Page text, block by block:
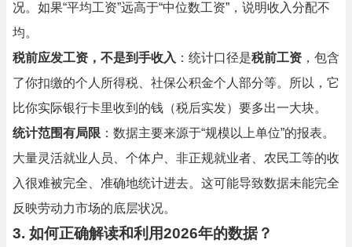
况。如果“平均工资”远高于“中位数工资”，说明收入分配不
均。
税前应发工资，不是到手收入 ：统计口径是税前工资 ，包含
了你扣缴的个人所得税、社保公积金个人部分等。所以，它
比你实际银行卡里收到的钱（税后实发）要多出一大块。
统计范围有局限 ：数据主要来源于“规模以上单位”的报表。
大量灵活就业人员、个体户、非正规就业者、农民工等的收
入很难被完全、准确地统计进去。这可能导致数据未能完全
反映劳动力市场的底层状况。
3. 如何正确解读和利用2026年的数据？